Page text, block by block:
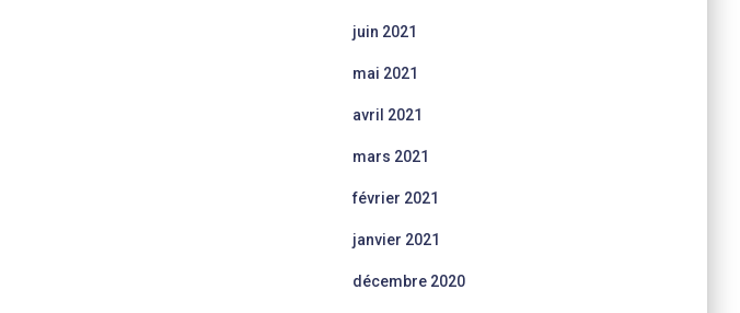
juin 2021
mai 2021
avril 2021
mars 2021
février 2021
janvier 2021
décembre 2020